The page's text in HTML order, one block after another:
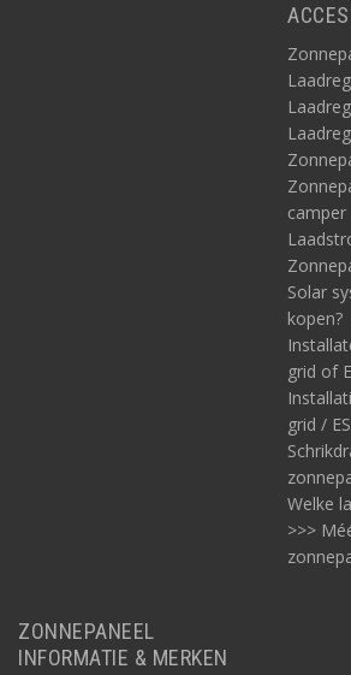
camper
Solar
kopen?
grid of
grid /
Welke
>>>
ZONNEPANEEL
INFORMATIE & MERKEN